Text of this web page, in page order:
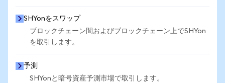
SHYonをスワップ
ブロックチェーン間およびブロックチェーン上でSHYon
を取引します。
予測
SHYonと暗号資産予測市場で取引します。